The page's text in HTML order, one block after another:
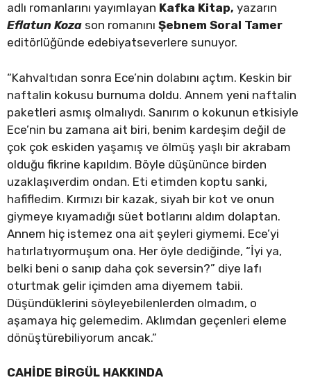
adlı romanlarını yayımlayan Kafka Kitap, yazarın
Eflatun Koza son romanını Şebnem Soral Tamer
editörlüğünde edebiyatseverlere sunuyor.
“Kahvaltıdan sonra Ece’nin dolabını açtım. Keskin bir
naftalin kokusu burnuma doldu. Annem yeni naftalin
paketleri asmış olmalıydı. Sanırım o kokunun etkisiyle
Ece’nin bu zamana ait biri, benim kardeşim değil de
çok çok eskiden yaşamış ve ölmüş yaşlı bir akrabam
olduğu fikrine kapıldım. Böyle düşününce birden
uzaklaşıverdim ondan. Eti etimden koptu sanki,
hafifledim. Kırmızı bir kazak, siyah bir kot ve onun
giymeye kıyamadığı süet botlarını aldım dolaptan.
Annem hiç istemez ona ait şeyleri giymemi. Ece’yi
hatırlatıyormuşum ona. Her öyle dediğinde, “İyi ya,
belki beni o sanıp daha çok seversin?” diye lafı
oturtmak gelir içimden ama diyemem tabii.
Düşündüklerini söyleyebilenlerden olmadım, o
aşamaya hiç gelemedim. Aklımdan geçenleri eleme
dönüştürebiliyorum ancak.”
CAHİDE BİRGÜL HAKKINDA